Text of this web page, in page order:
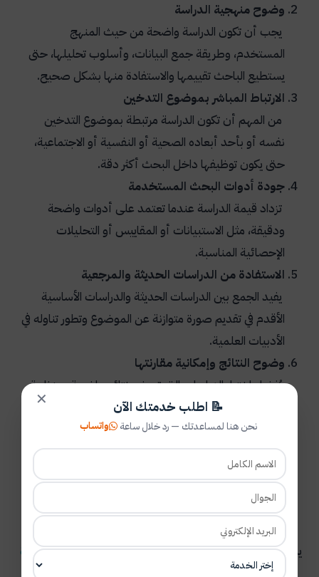
وضوح منهجية الدراسة
يجب أن تكون الدراسة واضحة من حيث المنهج
المستخدم، وطريقة جمع البيانات، وأسلوب تحليلها، حتى
يستطيع الباحث تقييمها والاستفادة منها بشكل صحيح.
الارتباط المباشر بموضوع التدخين
من المهم أن تكون الدراسة مرتبطة بموضوع التدخين
نفسه أو بأحد أبعاده الصحية أو النفسية أو الاجتماعية،
حتى يكون توظيفها داخل البحث أكثر دقة.
جودة أدوات البحث المستخدمة
تزداد قيمة الدراسة عندما تعتمد على أدوات واضحة
ودقيقة، مثل الاستبيانات أو المقاييس أو التحليلات
الإحصائية المناسبة.
الاستفادة من الدراسات الحديثة والمرجعية
يفيد الجمع بين الدراسات الحديثة والدراسات الأساسية
الأقدم في تقديم صورة متوازنة عن الموضوع وتطور تناوله في
الأدبيات العلمية.
وضوح النتائج وإمكانية مقارنتها
يُفضل اختيار الدراسات التي تعرض نتائج واضحة ومنظمة،
لأن ذلك يسهل مقارنتها بدراسات أخرى واستخلاص أوجه
الاتفاق والاختلاف بينها.
ملاءمة الدراسة لمشكلة البحث
يجب أن تساعد الدراسة الباحث في دعم مشكلة بحثه أو
تفسير أحد متغيراته أو الإسهام في تحديد الفجوة البحثية
بشكل أوضح.
يمكنكم قراءة:عناوين رسائل ماجستير ودكتوراه في معايير الجودة
✕ 📝 اطلب خدمتك الآن
نحن هنا لمساعدتك — رد خلال ساعة واتساب